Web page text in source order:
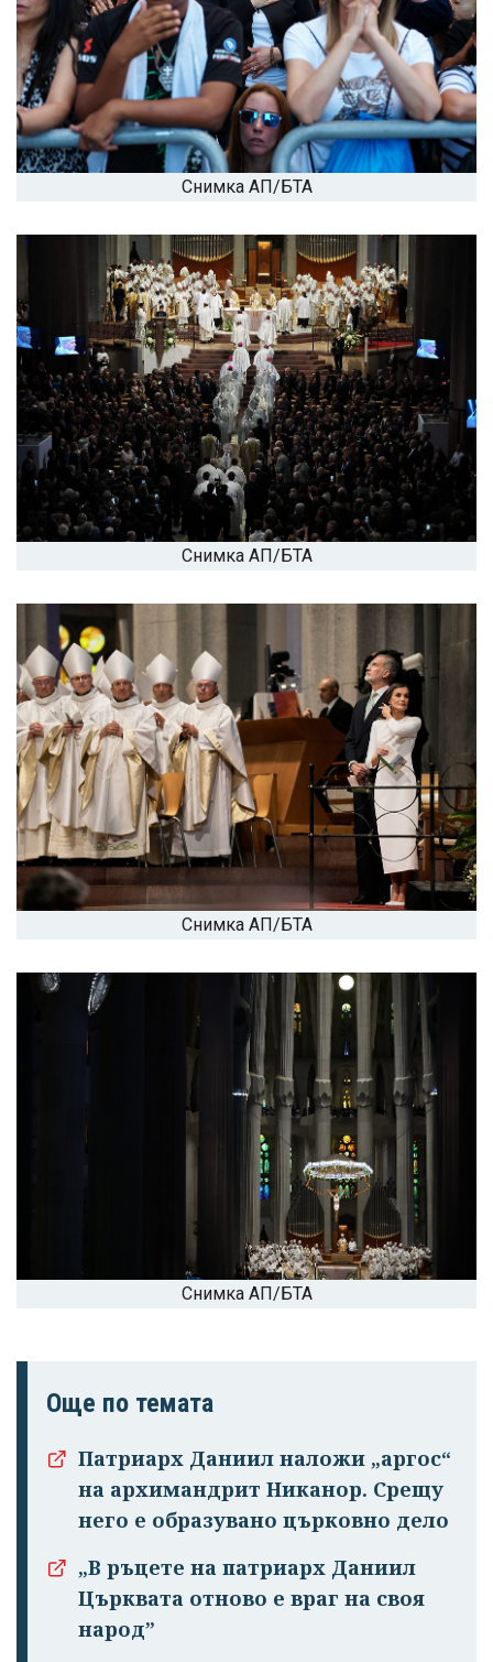
Снимка АП/БТА
Снимка АП/БТА
Снимка АП/БТА
Снимка АП/БТА
Още по темата
Патриарх Даниил наложи „аргос“
на архимандрит Никанор. Срещу
него е образувано църковно дело
„В ръцете на патриарх Даниил
Църквата отново е враг на своя
народ”